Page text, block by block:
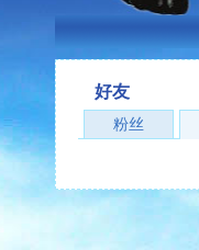
好友
粉丝